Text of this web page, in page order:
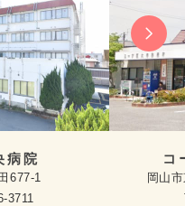
病院
677-1
3711
コ
岡⼭
Next